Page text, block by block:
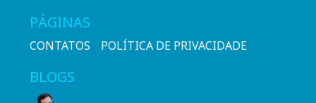
PÁGINAS
CONTATOS POLÍTICA DE PRIVACIDADE
BLOGS